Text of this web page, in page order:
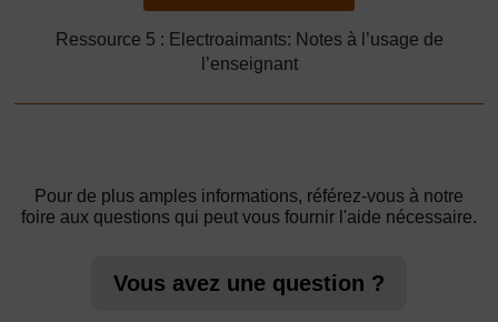
Ressource 5 : Electroaimants: Notes à l’usage de
l’enseignant
Pour de plus amples informations, référez-vous à notre
foire aux questions qui peut vous fournir l'aide nécessaire.
Vous avez une question ?